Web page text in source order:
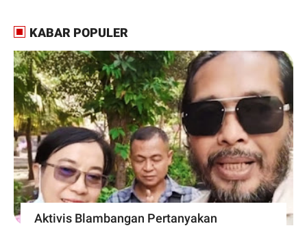
KABAR POPULER
Aktivis Blambangan Pertanyakan